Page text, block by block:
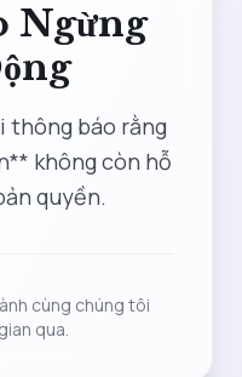
Ngừng
thông báo rằng
không còn hỗ
quyền.
cùng chúng tôi
qua.